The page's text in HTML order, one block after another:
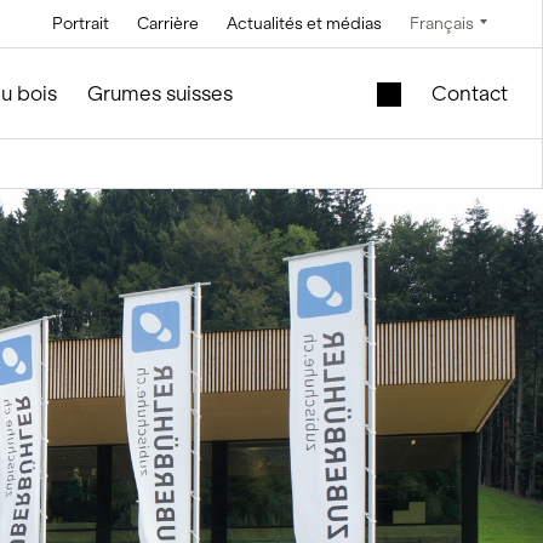
Portrait Carrière Actualités et médias Français
Service et entretien
En construction de silos et
d'installations
Technique
Technique à
saumure
Technique de
convoyage
Technique de
commande
Technique de
mesure et pesage
Offres spéciales
Cuve de levage
mobile dans le
module en bois
Nouveau bâtiment
scolaire à vendre
Modules en bois
d’occasion – Bureau
et vente
bois Grumes suisses Contact